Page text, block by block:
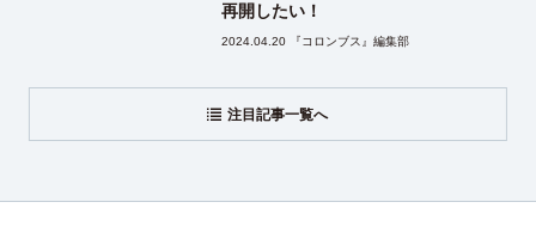
注目記事一覧へ
再開したい！
2024.04.20 『コロンブス』編集部